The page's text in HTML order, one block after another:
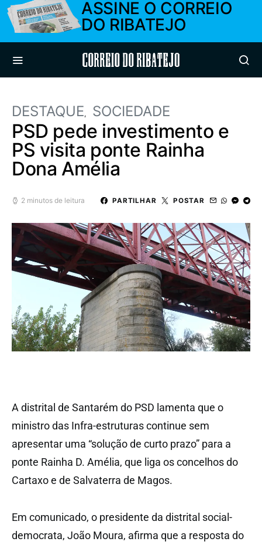
ASSINE O CORREIO
DO RIBATEJO
Correio do Ribatejo
DESTAQUE SOCIEDADE
PSD pede investimento e
PS visita ponte Rainha
Dona Amélia
2 minutos de leitura PARTILHAR POSTAR
A distrital de Santarém do PSD lamenta que o
ministro das Infra-estruturas continue sem
apresentar uma “solução de curto prazo” para a
ponte Rainha D. Amélia, que liga os concelhos do
Cartaxo e de Salvaterra de Magos.
Em comunicado, o presidente da distrital social-
democrata, João Moura, afirma que a resposta do